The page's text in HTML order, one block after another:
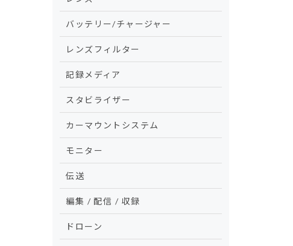
バッテリー/チャージャー
レンズフィルター
記録メディア
スタビライザー
カーマウントシステム
モニター
伝送
編集 / 配信 / 収録
ドローン